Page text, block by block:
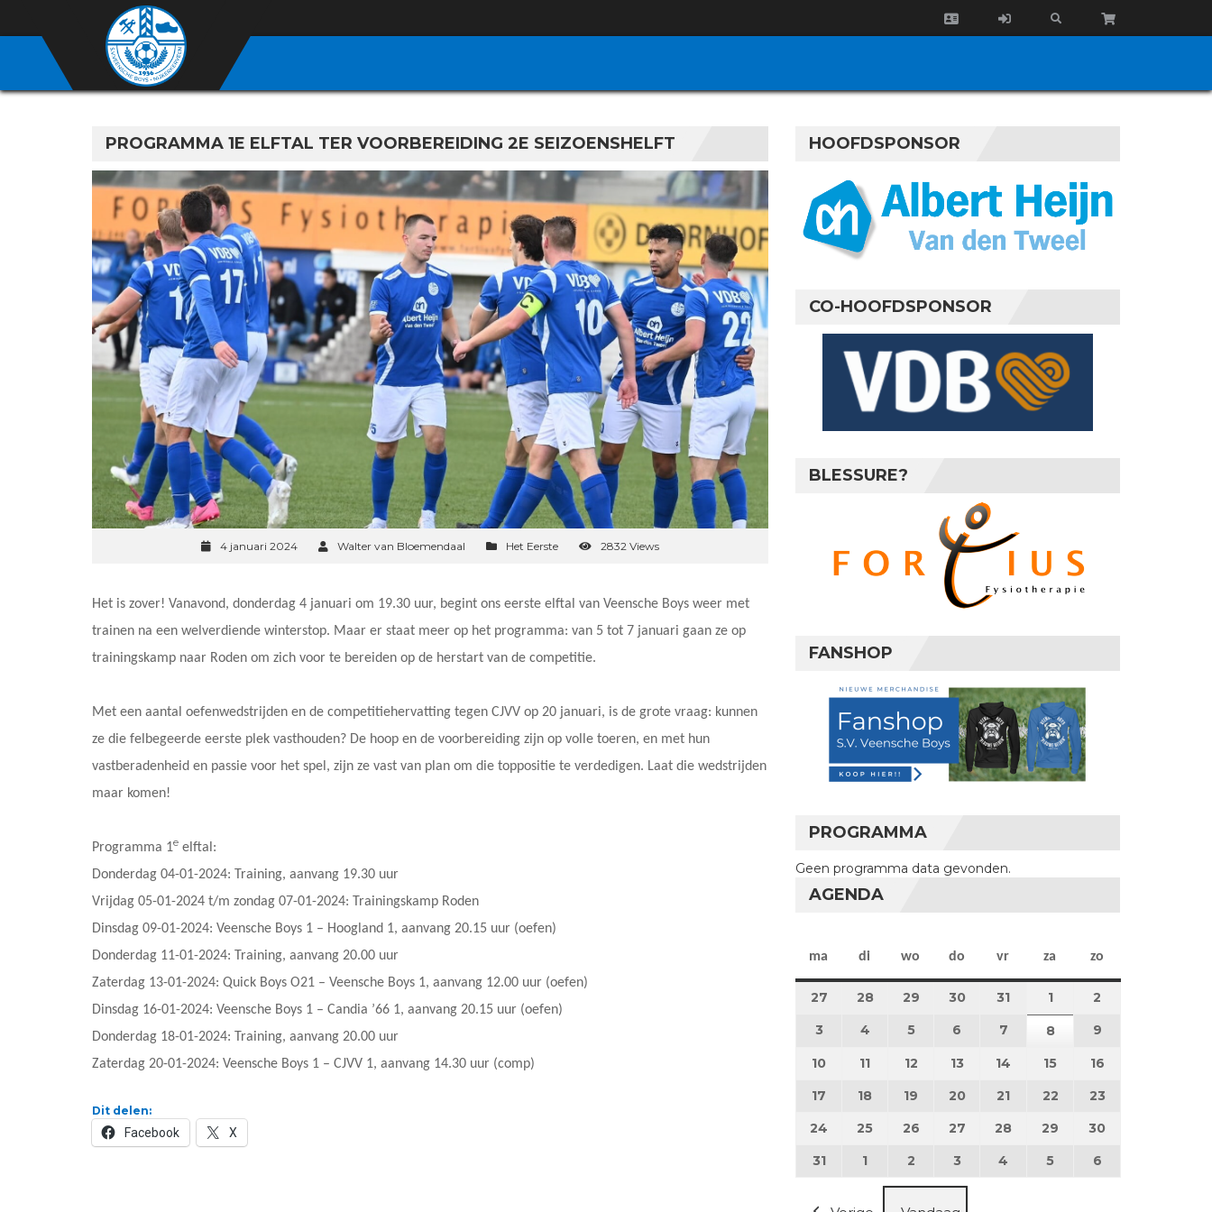
PROGRAMMA 1E ELFTAL TER VOORBEREIDING 2E SEIZOENSHELFT
4 januari 2024 Walter van Bloemendaal Het Eerste 2832 Views
Het is zover! Vanavond, donderdag 4 januari om 19.30 uur, begint ons eerste elftal van Veensche Boys weer met
trainen na een welverdiende winterstop. Maar er staat meer op het programma: van 5 tot 7 januari gaan ze op
trainingskamp naar Roden om zich voor te bereiden op de herstart van de competitie.
Met een aantal oefenwedstrijden en de competitiehervatting tegen CJVV op 20 januari, is de grote vraag: kunnen
ze die felbegeerde eerste plek vasthouden? De hoop en de voorbereiding zijn op volle toeren, en met hun
vastberadenheid en passie voor het spel, zijn ze vast van plan om die toppositie te verdedigen. Laat die wedstrijden
maar komen!
Programma 1e elftal:
Donderdag 04-01-2024: Training, aanvang 19.30 uur
Vrijdag 05-01-2024 t/m zondag 07-01-2024: Trainingskamp Roden
Dinsdag 09-01-2024: Veensche Boys 1 – Hoogland 1, aanvang 20.15 uur (oefen)
Donderdag 11-01-2024: Training, aanvang 20.00 uur
Zaterdag 13-01-2024: Quick Boys O21 – Veensche Boys 1, aanvang 12.00 uur (oefen)
Dinsdag 16-01-2024: Veensche Boys 1 – Candia ’66 1, aanvang 20.15 uur (oefen)
Donderdag 18-01-2024: Training, aanvang 20.00 uur
Zaterdag 20-01-2024: Veensche Boys 1 – CJVV 1, aanvang 14.30 uur (comp)
Dit delen:
Facebook X
HOOFDSPONSOR
CO-HOOFDSPONSOR
BLESSURE?
FANSHOP
PROGRAMMA
Geen programma data gevonden.
AGENDA
ma maandag
di dinsdag
wo woensdag
do donderdag
vr vrijdag
za zaterdag
zo
27 27 juli 2026
28 28 juli 2026
29 29 juli 2026
3030 juli 2026
31 31 juli 2026
11 augustus 2026
2
3 3 augustus 2026
4 4 augustus 2026
55 augustus 2026
6 6 augustus 2026
7 7 augustus 2026
88 augustus 2026
9
10 10 augustus 2026
11 11 augustus 2026
12 12 augustus 2026
13 13 augustus 2026
14 14 augustus 2026
15 15 augustus 2026
16
17 17 augustus 2026
18 18 augustus 2026
19 19 augustus 2026
20 20 augustus 2026
21 21 augustus 2026
22 22 augustus 2026
23
24 24 augustus 2026
25 25 augustus 2026
26 26 augustus 2026
27 27 augustus 2026
28 28 augustus 2026
29 29 augustus 2026
30
3131 augustus 2026
1 1 september 2026
2 2 september 2026
3 3 september 2026
4 4 september 2026
5 5 september 2026
6